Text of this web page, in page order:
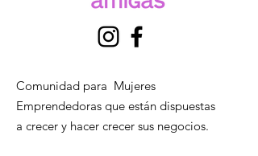
Comunidad para Mujeres
Emprendedoras que están dispuestas
a crecer y hacer crecer sus negocios.